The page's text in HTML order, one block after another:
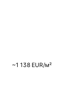
~1 138 EUR/м²